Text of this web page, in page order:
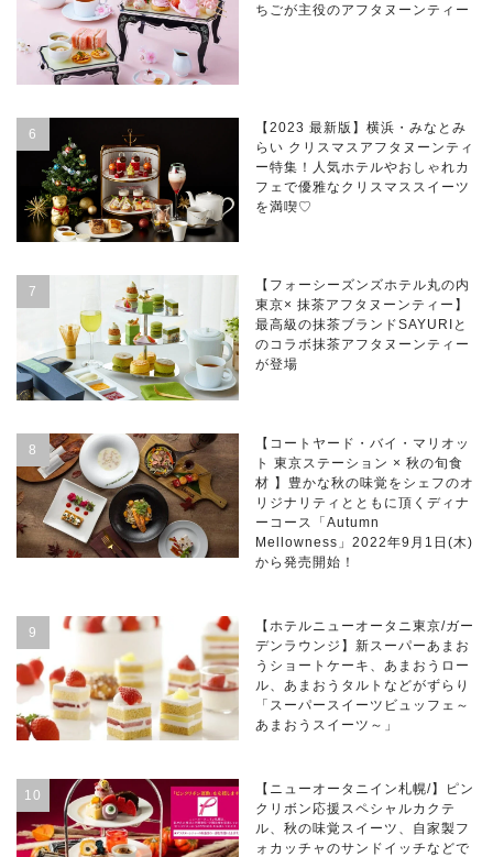
ちごが主役のアフタヌーンティー
【2023 最新版】横浜・みなとみ
らい クリスマスアフタヌーンティ
ー特集！人気ホテルやおしゃれカ
フェで優雅なクリスマススイーツ
を満喫♡
【フォーシーズンズホテル丸の内
東京× 抹茶アフタヌーンティー】
最高級の抹茶ブランドSAYURIと
のコラボ抹茶アフタヌーンティー
が登場
【コートヤード・バイ・マリオッ
ト 東京ステーション × 秋の旬食
材 】豊かな秋の味覚をシェフのオ
リジナリティとともに頂くディナ
ーコース「Autumn
Mellowness」2022年9月1日(木)
から発売開始！
【ホテルニューオータニ東京/ガー
デンラウンジ】新スーパーあまお
うショートケーキ、あまおうロー
ル、あまおうタルトなどがずらり
「スーパースイーツビュッフェ～
あまおうスイーツ～」
【ニューオータニイン札幌/】ピン
クリボン応援スペシャルカクテ
ル、秋の味覚スイーツ、自家製フ
ォカッチャのサンドイッチなどで